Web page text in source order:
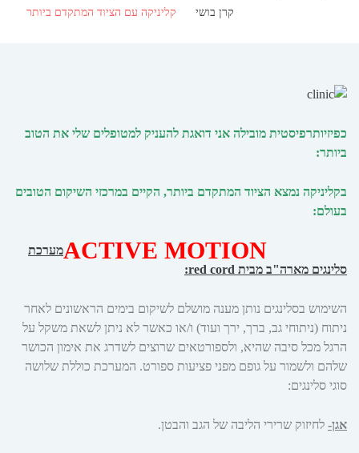
קרן בושי קליניקה עם הציוד המתקדם ביותר
כפיזיותרפיסטית מובילה אני דואגת להעניק למטופלים שלי את הטוב
ביותר:
בקליניקה נמצא הציוד המתקדם ביותר, הקיים במרכזי השיקום הטובים
בעולם:
ACTIVE MOTIONמערכת
סלינגים מארה"ב מבית red cord:
השימוש בסלינגים נותן מענה מושלם לשיקום בימים הראשונים לאחר
ניתוח (ניתוחי גב, ברך, ירך ועוד) ו/או כאשר לא ניתן לשאת משקל על
הרגל מכל סיבה שהיא, ולספורטאים שרוצים לשדרג את אימון הכושר
שלהם ולשמור על גופם מפני פציעות ספורט. המערכת כוללת שלושה
סוגי סלינגים:
אגן- לחיזוק שרירי הליבה של הגב והבטן.